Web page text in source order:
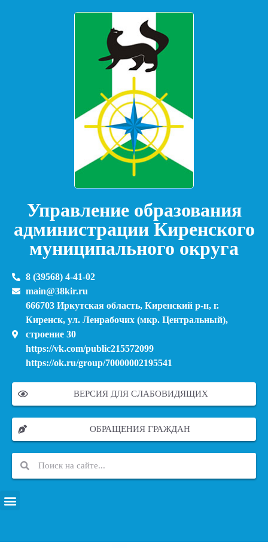
Управление образования
администрации Киренского
муниципального округа
8 (39568) 4-41-02
main@38kir.ru
666703 Иркутская область, Киренский р-н, г.
Киренск, ул. Ленрабочих (мкр. Центральный),
строение 30
https://vk.com/public215572099
https://ok.ru/group/70000002195541
ВЕРСИЯ ДЛЯ СЛАБОВИДЯЩИХ
ОБРАЩЕНИЯ ГРАЖДАН